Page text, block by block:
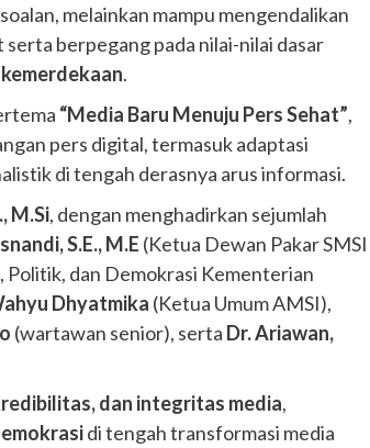
melainkan mampu mengendalikan
berpegang pada nilai-nilai dasar
.
“Media Baru Menuju Pers Sehat”,
pers digital, termasuk adaptasi
di tengah derasnya arus informasi.
M.Si, dengan menghadirkan sejumlah
S.E., M.E (Ketua Dewan Pakar SMSI
dan Demokrasi Kementerian
Dhyatmika (Ketua Umum AMSI),
(wartawan senior), serta Dr. Ariawan,
dan integritas media,
di tengah transformasi media